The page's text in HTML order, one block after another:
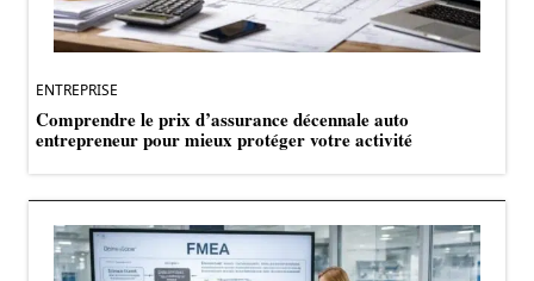
ENTREPRISE
Comprendre le prix d’assurance décennale auto
entrepreneur pour mieux protéger votre activité